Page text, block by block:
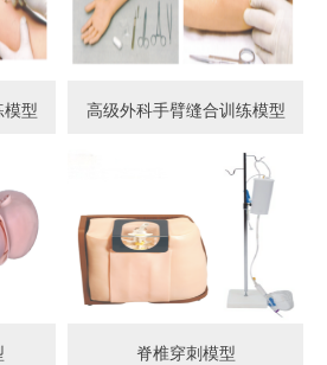
模型 高级外科手臂缝合训练模型
脊椎穿刺模型